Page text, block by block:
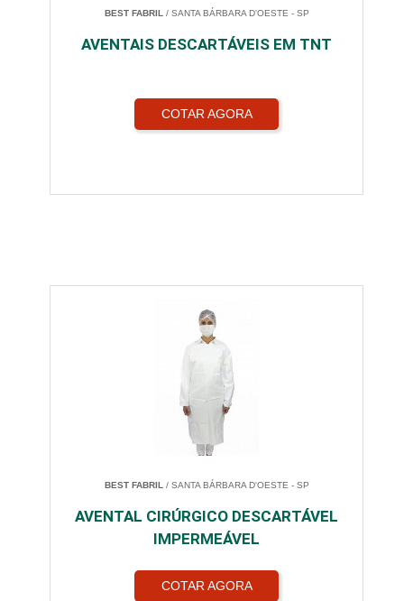
BEST FABRIL / SANTA BÁRBARA D'OESTE - SP
AVENTAIS DESCARTÁVEIS EM TNT
COTAR AGORA
BEST FABRIL / SANTA BÁRBARA D'OESTE - SP
AVENTAL CIRÚRGICO DESCARTÁVEL
IMPERMEÁVEL
COTAR AGORA